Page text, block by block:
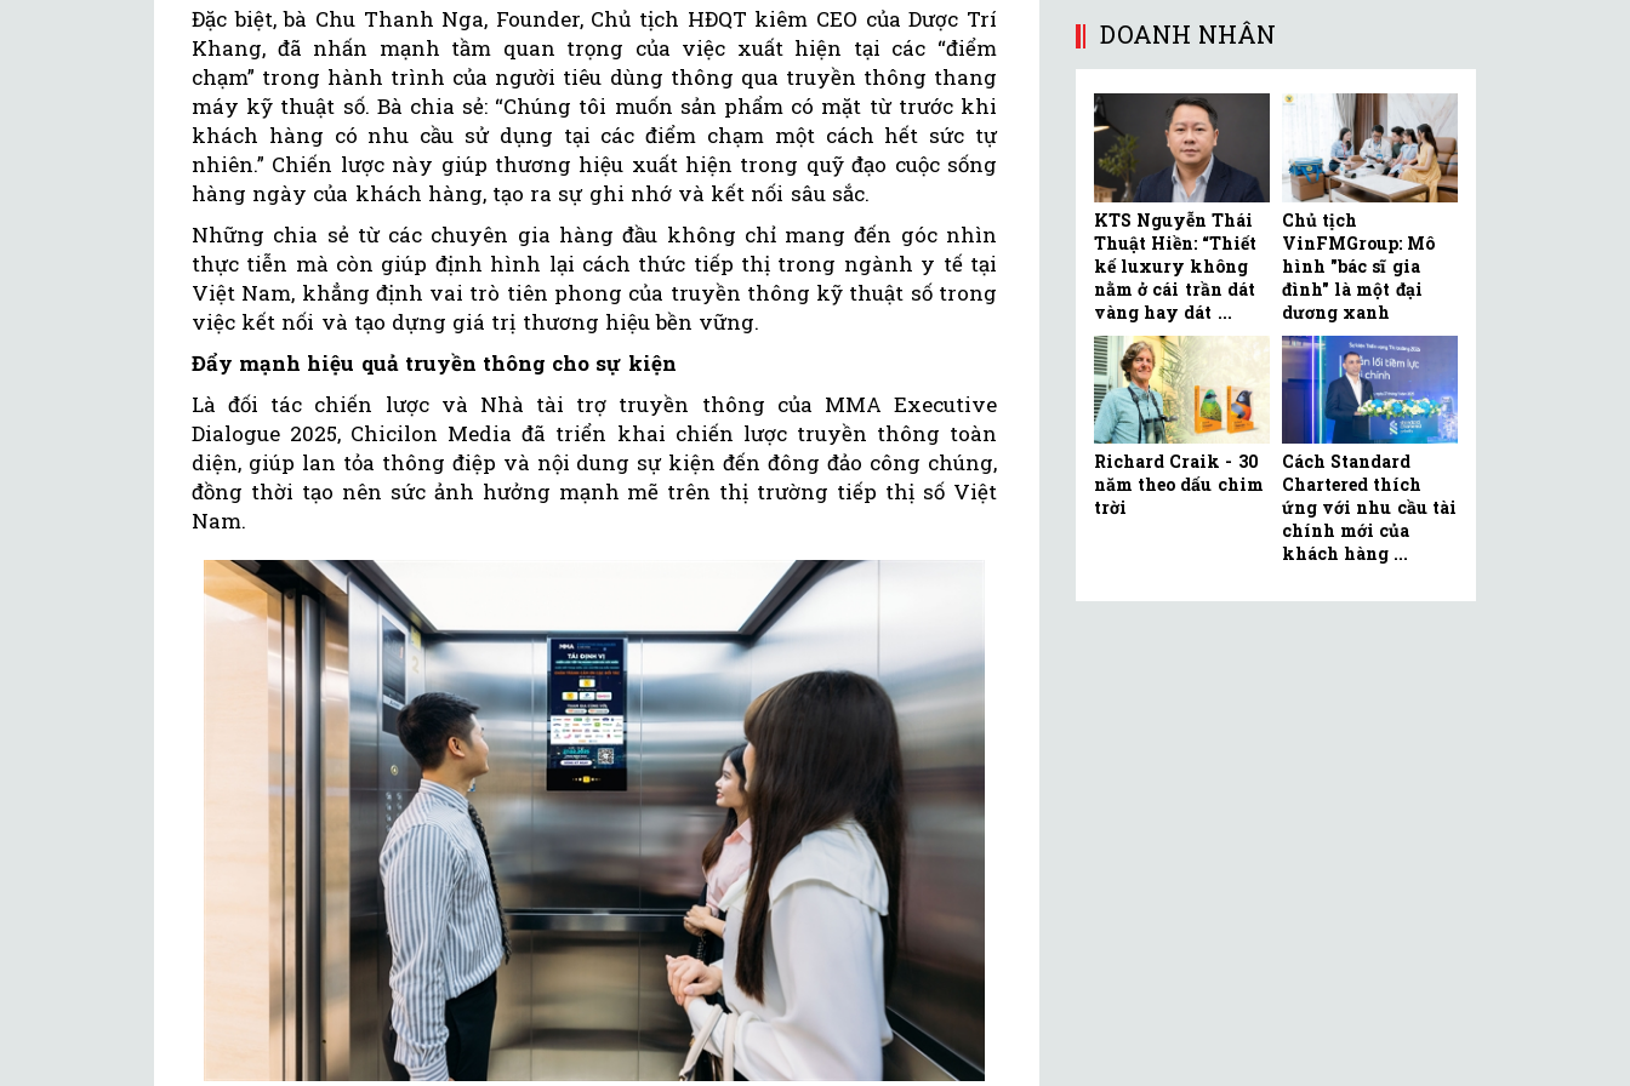
Đặc biệt, bà Chu Thanh Nga, Founder, Chủ tịch HĐQT kiêm CEO của Dược Trí
Khang, đã nhấn mạnh tầm quan trọng của việc xuất hiện tại các “điểm
chạm” trong hành trình của người tiêu dùng thông qua truyền thông thang
máy kỹ thuật số. Bà chia sẻ: “Chúng tôi muốn sản phẩm có mặt từ trước khi
khách hàng có nhu cầu sử dụng tại các điểm chạm một cách hết sức tự
nhiên.” Chiến lược này giúp thương hiệu xuất hiện trong quỹ đạo cuộc sống
hàng ngày của khách hàng, tạo ra sự ghi nhớ và kết nối sâu sắc.
Những chia sẻ từ các chuyên gia hàng đầu không chỉ mang đến góc nhìn
thực tiễn mà còn giúp định hình lại cách thức tiếp thị trong ngành y tế tại
Việt Nam, khẳng định vai trò tiên phong của truyền thông kỹ thuật số trong
việc kết nối và tạo dựng giá trị thương hiệu bền vững.
Đẩy mạnh hiệu quả truyền thông cho sự kiện
Là đối tác chiến lược và Nhà tài trợ truyền thông của MMA Executive
Dialogue 2025, Chicilon Media đã triển khai chiến lược truyền thông toàn
diện, giúp lan tỏa thông điệp và nội dung sự kiện đến đông đảo công chúng,
đồng thời tạo nên sức ảnh hưởng mạnh mẽ trên thị trường tiếp thị số Việt
Nam.
DOANH NHÂN
KTS Nguyễn Thái
Thuật Hiền: “Thiết
kế luxury không
nằm ở cái trần dát
vàng hay dát ...
Chủ tịch
VinFMGroup: Mô
hình "bác sĩ gia
đình" là một đại
dương xanh
Richard Craik - 30
năm theo dấu chim
trời
Cách Standard
Chartered thích
ứng với nhu cầu tài
chính mới của
khách hàng ...